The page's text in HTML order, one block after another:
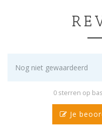
Nog niet gewaardeerd
0 sterren op
Je